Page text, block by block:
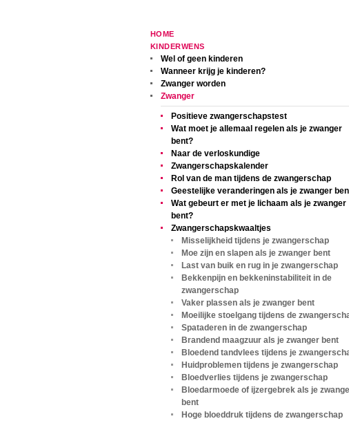
HOME
KINDERWENS
Wel of geen kinderen
Wanneer krijg je kinderen?
Zwanger worden
Zwanger
Positieve zwangerschapstest
Wat moet je allemaal regelen als je zwanger
bent?
Naar de verloskundige
Zwangerschapskalender
Rol van de man tijdens de zwangerschap
Geestelijke veranderingen als je zwanger
Wat gebeurt er met je lichaam als je zwanger
bent?
Zwangerschapskwaaltjes
Misselijkheid tijdens je zwangerschap
Moe zijn en slapen als je zwanger bent
Last van buik en rug in je zwangerschap
Bekkenpijn en bekkeninstabiliteit in de
zwangerschap
Vaker plassen als je zwanger bent
Moeilijke stoelgang tijdens de
Spataderen in de zwangerschap
Brandend maagzuur als je zwanger bent
Bloedend tandvlees tijdens je
Huidproblemen tijdens je zwangerschap
Bloedverlies tijdens je zwangerschap
Bloedarmoede of ijzergebrek als je
bent
Hoge bloeddruk tijdens de zwangerschap